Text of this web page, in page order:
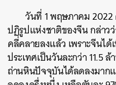
วันที่ 1 พฤษภาคม
ปฏิรูปแห่งชาติของจีน กล่าว
คลี่คลายลงแล้ว เพราะจีนไ
ประเทศเป็นวันละกว่า 11.5
ถ่านหินปัจจุบันได้ลดลงมา